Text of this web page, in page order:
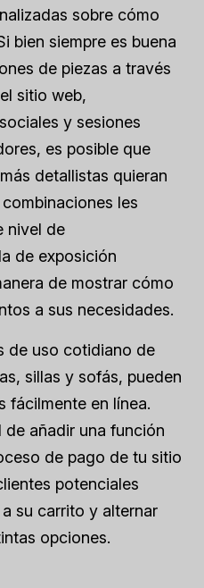
sobre cómo
bien siempre es buena
de piezas a través
sitio web,
y sesiones
es posible que
detallistas quieran
les
nivel de
de exposición
de mostrar cómo
a sus necesidades.
de uso cotidiano de
sillas y sofás, pueden
fácilmente en línea.
añadir una función
de pago de tu sitio
potenciales
su carrito y alternar
opciones.